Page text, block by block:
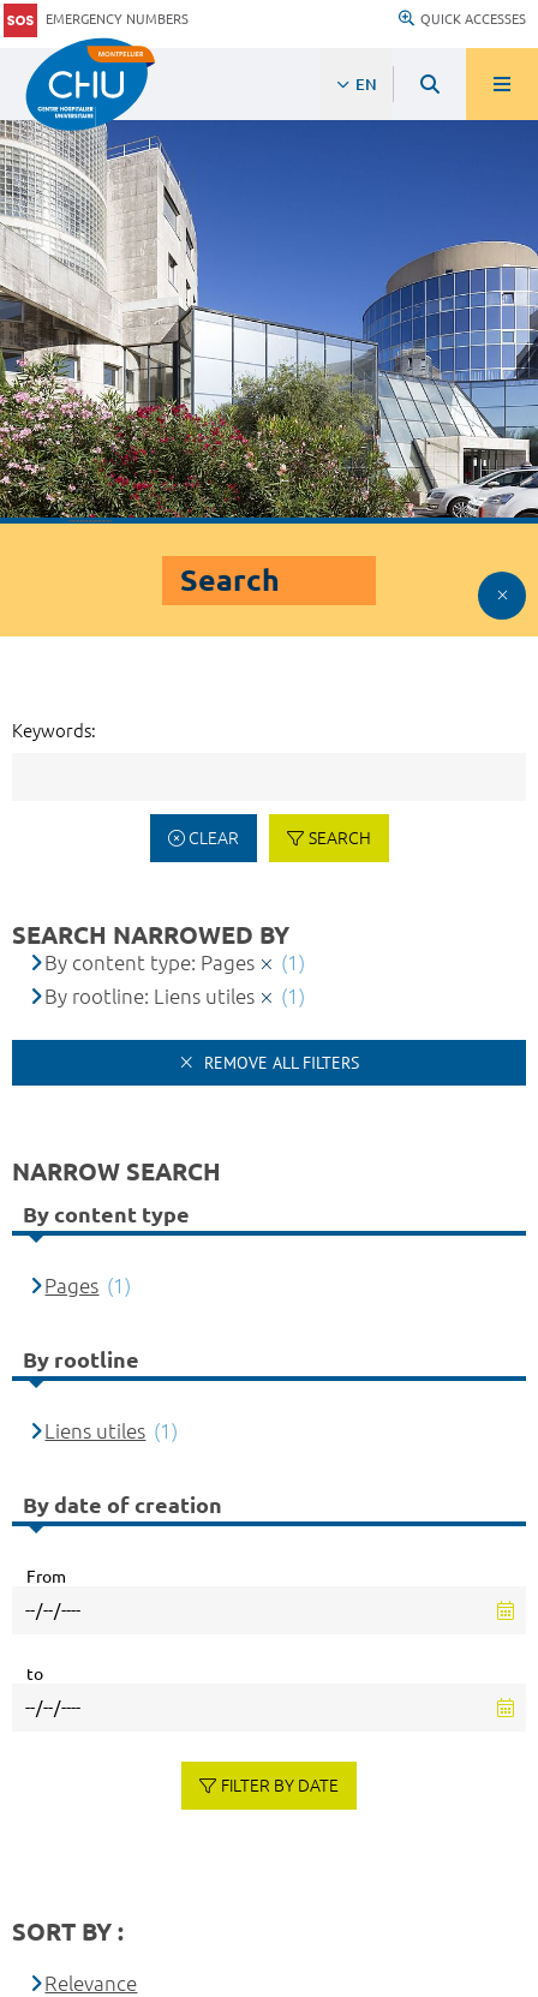
EMERGENCY NUMBERS QUICK ACCESSES
EN
Search
Keywords:
CLEAR SEARCH
SEARCH NARROWED BY
By content type: Pages
(1)
By rootline: Liens utiles
(1)
REMOVE ALL FILTERS
NARROW SEARCH
By content type
Pages (1)
By rootline
Liens utiles (1)
By date of creation
From
to
FILTER BY DATE
SORT BY :
Relevance